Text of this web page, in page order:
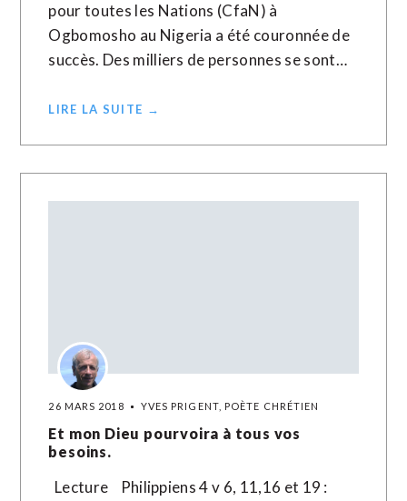
pour toutes les Nations (CfaN) à
Ogbomosho au Nigeria a été couronnée de
succès. Des milliers de personnes se sont…
LIRE LA SUITE →
26 MARS 2018 YVES PRIGENT, POÈTE CHRÉTIEN
Et mon Dieu pourvoira à tous vos
besoins.
Lecture Philippiens 4 v 6, 11,16 et 19 :